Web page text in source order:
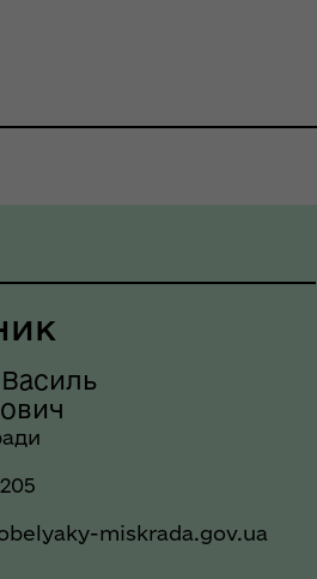
незламності та
Василь
miskrada.gov.ua